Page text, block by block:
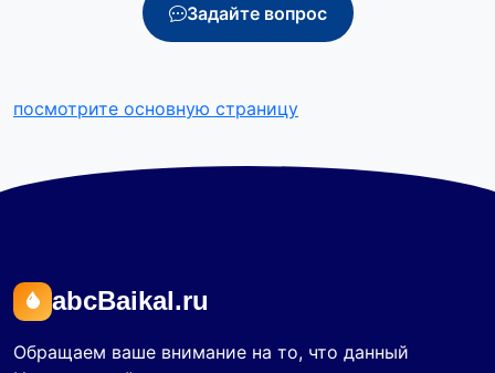
Задайте вопрос
посмотрите основную страницу
abcBaikal.ru
Обращаем ваше внимание на то, что данный